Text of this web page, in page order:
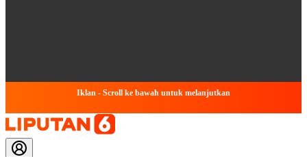
Iklan - Scroll ke bawah untuk melanjutkan